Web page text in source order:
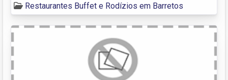
Restaurantes Buffet e Rodízios em Barretos